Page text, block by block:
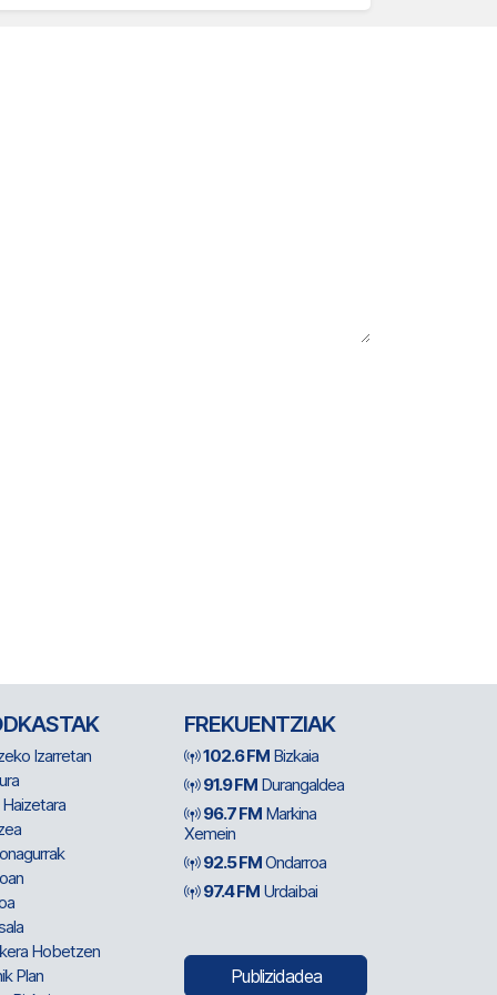
Izarretan
Hobetzen
Plan
FREKUENTZIAK
102.6 FM Bizkaia
91.9 FM Durangaldea
96.7 FM Markina
Xemein
92.5 FMOndarroa
97.4 FM Urdaibai
Publizidadea